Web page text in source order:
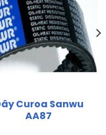
Curoa Sanwu
AA87